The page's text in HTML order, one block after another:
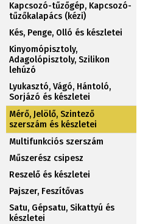
Kapcsozó-tűzőgép, Kapcsozó-
tűzőkalapács (kézi)
Kés, Penge, Olló és készletei
Kinyomópisztoly,
Adagolópisztoly, Szilikon
lehúzó
Lyukasztó, Vágó, Hántoló,
Sorjázó és készletei
Mérő, Jelölő, Szintező
szerszám és készletei
Multifunkciós szerszám
Műszerész csipesz
Reszelő és készletei
Pajszer, Feszítővas
Satu, Gépsatu, Sikattyú és
készletei